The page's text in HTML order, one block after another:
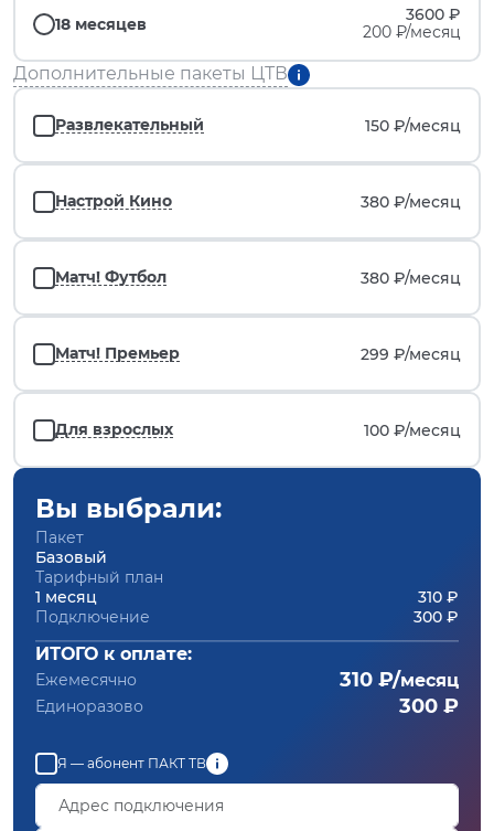
18 месяцев
3600 ₽
200 ₽/месяц
Дополнительные пакеты ЦТВ
Развлекательный 150 ₽/месяц
Настрой Кино 380 ₽/месяц
Матч! Футбол 380 ₽/месяц
Матч! Премьер 299 ₽/месяц
Для взрослых 100 ₽/месяц
Вы выбрали:
Пакет
Базовый
Тарифный план
1 месяц
310 ₽
Подключение
300 ₽
ИТОГО к оплате:
Ежемесячно 310 ₽/месяц
Единоразово 300 ₽
Я — абонент ПАКТ ТВ